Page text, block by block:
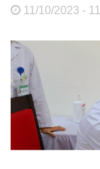
11/10/2023 -